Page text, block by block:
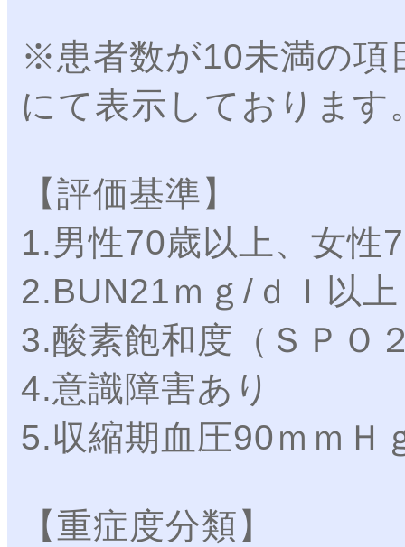
※患者数が10未満の項
にて表示しております
【評価基準】
1.男性70歳以上、女性
2.BUN21ｍｇ/ｄｌ以
3.酸素飽和度（ＳＰＯ
4.意識障害あり
5.収縮期血圧90ｍｍＨ
【重症度分類】